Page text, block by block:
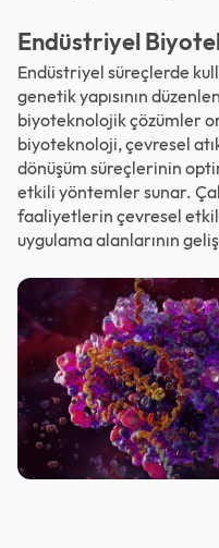
Endüstriyel
Endüstriyel süreçlerde
genetik yapısının
biyoteknolojik çözümler
biyoteknoloji, çevresel
dönüşüm süreçlerinin
etkili yöntemler sunar.
faaliyetlerin çevresel
uygulama alanlarının